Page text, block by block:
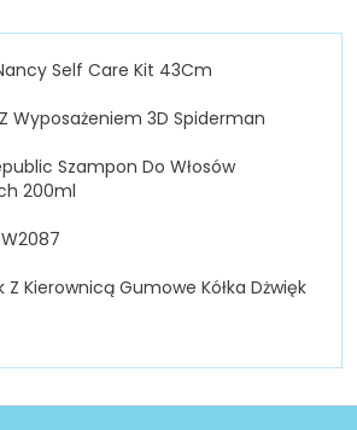
Self Care Kit 43Cm
Wyposażeniem 3D Spiderman
Szampon Do Włosów
200ml
Z Kierownicą Gumowe Kółka Dżwięk